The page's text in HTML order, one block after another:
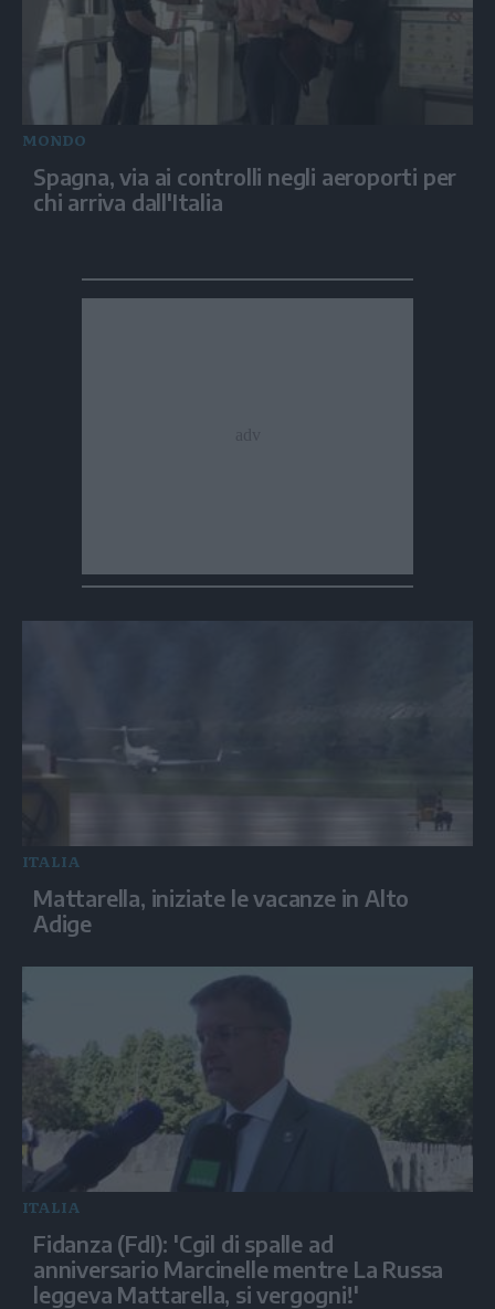
MONDO
Spagna, via ai controlli negli aeroporti per
chi arriva dall'Italia
ITALIA
Mattarella, iniziate le vacanze in Alto
Adige
ITALIA
Fidanza (FdI): 'Cgil di spalle ad
anniversario Marcinelle mentre La Russa
leggeva Mattarella, si vergogni!'